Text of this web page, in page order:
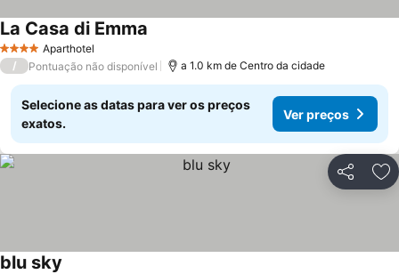
4 EstrelasAparthotel
La Casa di Emma
/ Pontuação não disponível a 1.0 km de Centro da cidade
Selecione as datas para ver os preços
exatos.
Ver preços
Partilhar
blu sky